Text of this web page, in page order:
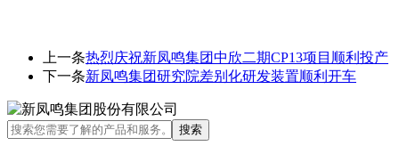
上一条热烈庆祝新凤鸣集团中欣二期CP13项目顺利投产
下一条新凤鸣集团研究院差别化研发装置顺利开车